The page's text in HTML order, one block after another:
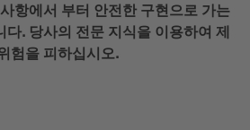
항에서 부터 안전한 구현으로 가는
다. 당사의 전문 지식을 이용하여 제
험을 피하십시오.